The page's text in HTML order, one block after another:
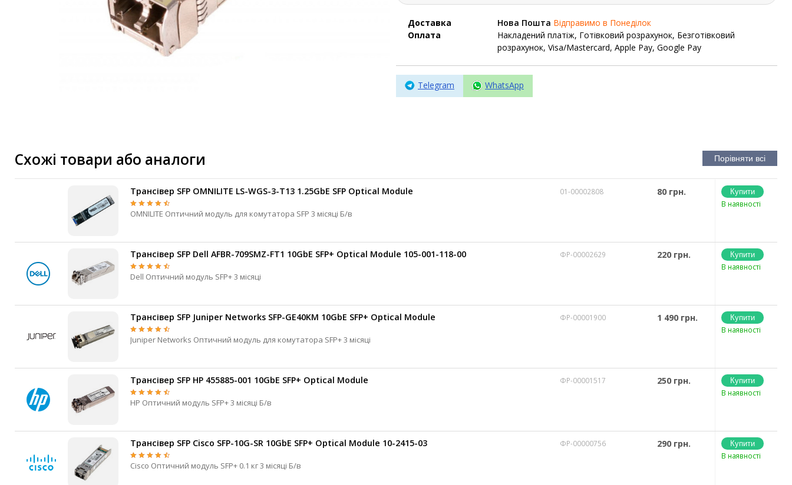
Кулери та системи охолодження
Кошики та салазки для жорстких дисків
Wi-Fi і Bluetooth адаптери
Хаби і кардридери
Фильтри та стабілізатори
Павербанки
Кабелі, роз'єми, перехідники
Аксесуари для ноутбуків
Зовнішні блоки живлення
Периферійні пристрої
IP-камери
Інвертори напруги
Акумулятори для ДБЖ
Доставка Нова Пошта Відправимо в Понеділок
Оплата
Накладений платіж, Готівковий розрахунок, Безготівковий
розрахунок, Visa/Mastercard, Apple Pay, Google Pay
Telegram WhatsApp
Схожі товари або аналоги
Трансівер SFP OMNILITE LS-WGS-3-T13 1.25GbE SFP Optical Module
OMNILITE Оптичний модуль для комутатора SFP 3 місяці Б/в
01-00002808 80 грн.
В наявності
Трансівер SFP Dell AFBR-709SMZ-FT1 10GbE SFP+ Optical Module 105-001-118-00
Dell Оптичний модуль SFP+ 3 місяці
ФР-00002629 220 грн.
В наявності
Трансівер SFP Juniper Networks SFP-GE40KM 10GbE SFP+ Optical Module
Juniper Networks Оптичний модуль для комутатора SFP+ 3 місяці
ФР-00001900 1 490 грн.
В наявності
Трансівер SFP HP 455885-001 10GbE SFP+ Optical Module
HP Оптичний модуль SFP+ 3 місяці Б/в
ФР-00001517 250 грн.
В наявності
Трансівер SFP Cisco SFP-10G-SR 10GbE SFP+ Optical Module 10-2415-03
Cisco Оптичний модуль SFP+ 0.1 кг 3 місяці Б/в
ФР-00000756 290 грн.
В наявності